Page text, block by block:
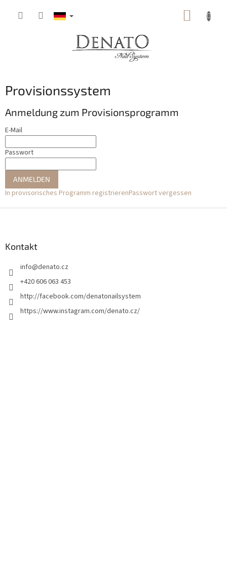
Provisionssystem
Anmeldung zum Provisionsprogramm
E-Mail
Passwort
ANMELDEN
In provisorisches Programm registrierenPasswort vergessen
Kontakt
info@denato.cz
+420 606 063 453
http://facebook.com/denatonailsystem
https://www.instagram.com/denato.cz/